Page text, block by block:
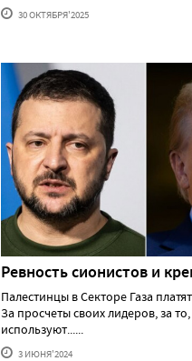
30 ОКТЯБРЯ'2025
Ревность сионистов и
Палестинцы в Секторе Газа
За просчеты своих лидеров, за
используют......
3 ИЮНЯ'2024